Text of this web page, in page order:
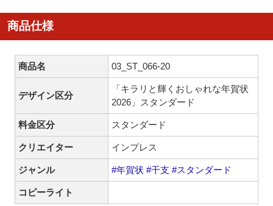
商品仕様
商品名 03_ST_066-20
デザイン区分
「キラリと輝くおしゃれな年賀状
2026」スタンダード
料金区分 スタンダード
クリエイター インプレス
ジャンル #年賀状 #干支 #スタンダード
コピーライト